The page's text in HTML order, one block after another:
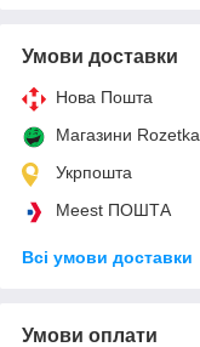
Умови доставки
Нова Пошта
Магазини Rozetka
Укрпошта
Meest ПОШТА
Всі умови доставки
Умови оплати